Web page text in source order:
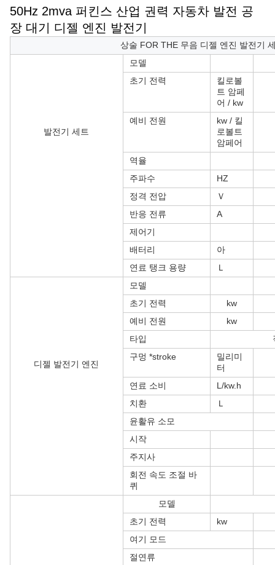
50Hz 2mva 퍼킨스 산업 권력 자동차 발전 공
장 대기 디젤 엔진 발전기
상술 FOR THE 무음 디젤 엔진 발전기
발전기 세트
모델
초기 전력
킬로볼
트 암페
어 / kw
예비 전원
kw / 킬
로볼트
암페어
역율
주파수
HZ
정격 전압
Ｖ
반응 전류
A
제어기
배터리
아
연료 탱크 용량
Ｌ
디젤 발전기 엔진
모델
초기 전력
kw
예비 전원
kw
타입
구멍 *stroke
밀리미
터
연료 소비
L/kw.h
치환
Ｌ
윤활유 소모
시작
주지사
회전 속도 조절 바
퀴
모델
초기 전력
kw
여기 모드
절연류